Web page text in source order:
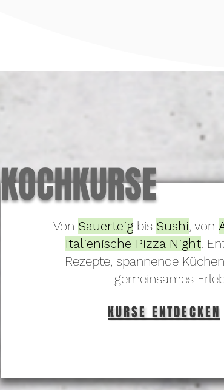
KOCHKURSE
Von Sauerteigbis Sushi, von
Italienische Pizza Night.
Rezepte, spannende
gemeinsames
KURSE ENTDECKEN